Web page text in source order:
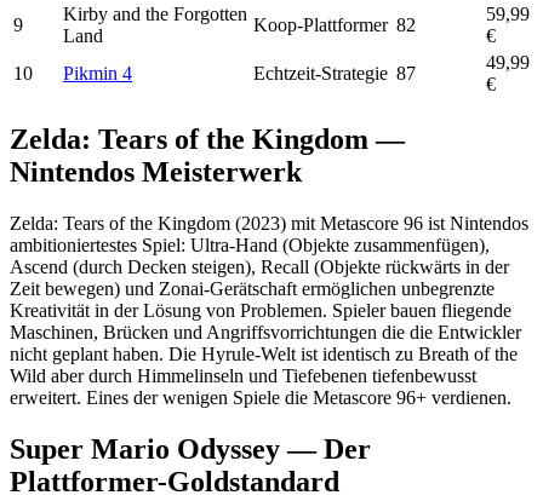
9
Kirby and the Forgotten
Land
Koop-Plattformer 82
59,99
€
10
Pikmin 4 Echtzeit-Strategie 87
49,99
€
Zelda: Tears of the Kingdom —
Nintendos Meisterwerk
Zelda: Tears of the Kingdom (2023) mit Metascore 96 ist Nintendos
ambitioniertestes Spiel: Ultra-Hand (Objekte zusammenfügen),
Ascend (durch Decken steigen), Recall (Objekte rückwärts in der
Zeit bewegen) und Zonai-Gerätschaft ermöglichen unbegrenzte
Kreativität in der Lösung von Problemen. Spieler bauen fliegende
Maschinen, Brücken und Angriffsvorrichtungen die die Entwickler
nicht geplant haben. Die Hyrule-Welt ist identisch zu Breath of the
Wild aber durch Himmelinseln und Tiefebenen tiefenbewusst
erweitert. Eines der wenigen Spiele die Metascore 96+ verdienen.
Super Mario Odyssey — Der
Plattformer-Goldstandard